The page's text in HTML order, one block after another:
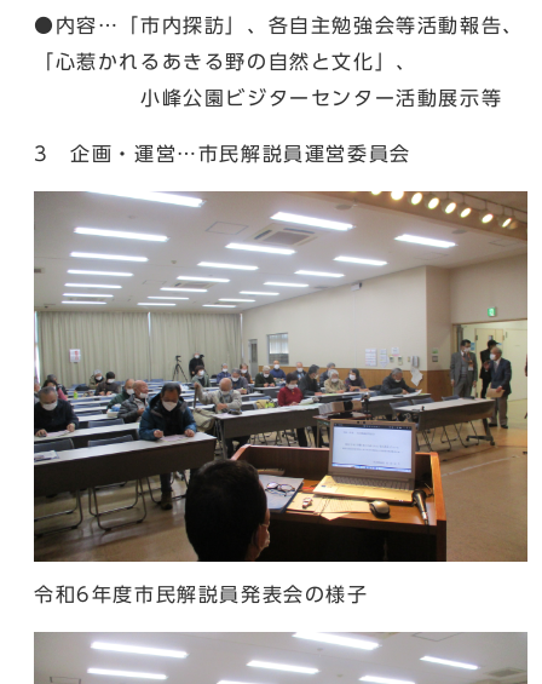
●内容…「市内探訪」、各自主勉強会等活動報告、
「心惹かれるあきる野の自然と文化」、
小峰公園ビジターセンター活動展示等
3 企画・運営…市民解説員運営委員会
令和6年度市民解説員発表会の様子